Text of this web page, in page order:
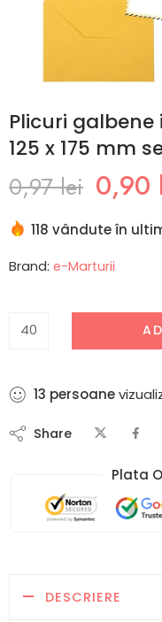
Plicuri
125 x 175 mm
0,97lei 0,90
118 vândute în
Brand: e-Marturii
13 persoane
Share
Plata
DESCRIERE